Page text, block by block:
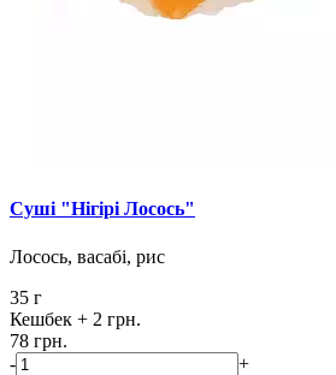
Суші "Нігірі Лосось"
Лосось, васабі, рис
35 г
Кешбек + 2 грн.
78 грн.
-
+